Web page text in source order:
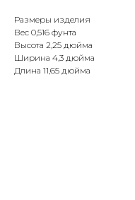
Размеры изделия
Вес 0,516 фунта
Высота 2,25 дюйма
Ширина 4,3 дюйма
Длина 11,65 дюйма